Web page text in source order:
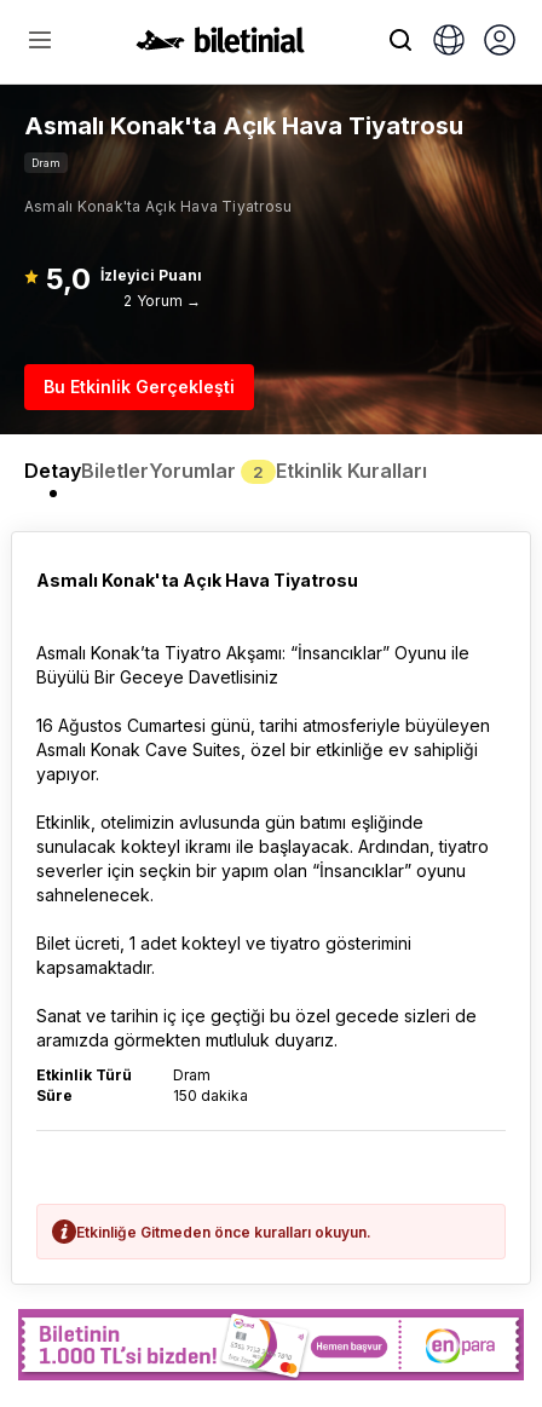
Asmalı Konak'ta Açık Hava Tiyatrosu
Dram
Asmalı Konak'ta Açık Hava Tiyatrosu
5,0 İzleyici Puanı
2 Yorum →
Bu Etkinlik Gerçekleşti
DetayBiletlerYorumlar 2 Etkinlik Kuralları
Asmalı Konak'ta Açık Hava Tiyatrosu
Asmalı Konak’ta Tiyatro Akşamı: “İnsancıklar” Oyunu ile
Büyülü Bir Geceye Davetlisiniz
16 Ağustos Cumartesi günü, tarihi atmosferiyle büyüleyen
Asmalı Konak Cave Suites, özel bir etkinliğe ev sahipliği
yapıyor.
Etkinlik, otelimizin avlusunda gün batımı eşliğinde
sunulacak kokteyl ikramı ile başlayacak. Ardından, tiyatro
severler için seçkin bir yapım olan “İnsancıklar” oyunu
sahnelenecek.
Bilet ücreti, 1 adet kokteyl ve tiyatro gösterimini
kapsamaktadır.
Sanat ve tarihin iç içe geçtiği bu özel gecede sizleri de
aramızda görmekten mutluluk duyarız.
Etkinlik Türü
Dram
Süre
150 dakika
Etkinliğe Gitmeden önce kuralları okuyun.